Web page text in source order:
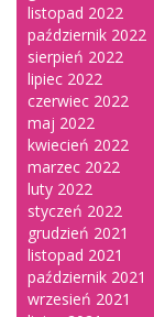
listopad 2022
październik 2022
sierpień 2022
lipiec 2022
czerwiec 2022
maj 2022
kwiecień 2022
marzec 2022
luty 2022
styczeń 2022
grudzień 2021
listopad 2021
październik 2021
wrzesień 2021